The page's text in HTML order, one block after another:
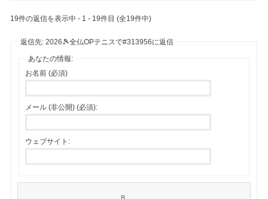
19件の返信を表示中 - 1 - 19件目 (全19件中)
返信先: 2026🎾全仏OPテニスで#313956に返信
あなたの情報:
お名前 (必須)
メール (非公開) (必須):
ウェブサイト: